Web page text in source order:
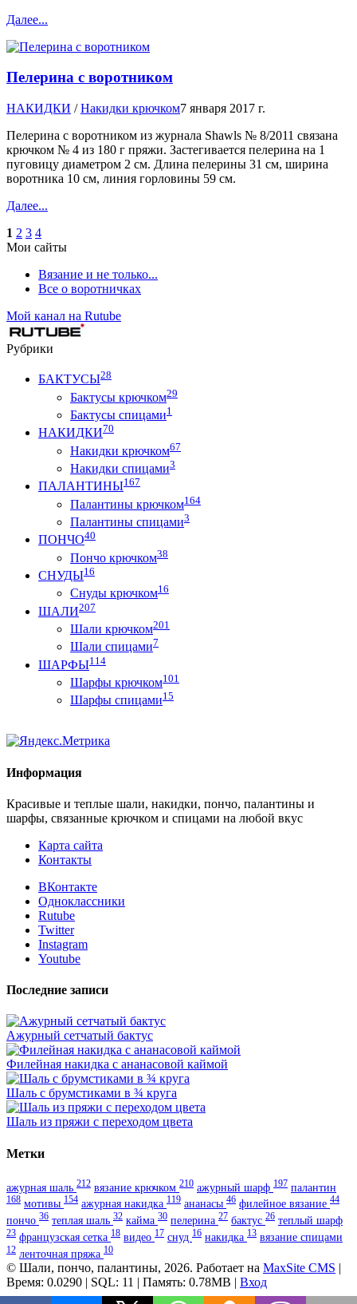
Далее...
Пелерина с воротником
НАКИДКИ /Накидки крючком7 января 2017 г.
Пелерина с воротником из журнала Shawls № 8/2011 связана
крючком № 4 из 180 г пряжи. Застегивается пелерина на 1
пуговицу диаметром 2 см. Длина пелерины 31 см, ширина
воротника 10 см, линия горловины 59 см.
Далее...
1 2 3 4
Мои сайты
Вязание и не только...
Все о воротничках
Мой канал на Rutube
Рубрики
БАКТУСЫ28
Бактусы крючком29
Бактусы спицами1
НАКИДКИ70
Накидки крючком67
Накидки спицами3
ПАЛАНТИНЫ167
Палантины крючком164
Палантины спицами3
ПОНЧО40
Пончо крючком38
СНУДЫ16
Снуды крючком16
ШАЛИ207
Шали крючком201
Шали спицами7
ШАРФЫ114
Шарфы крючком101
Шарфы спицами15
Информация
Красивые и теплые шали, накидки, пончо, палантины и
шарфы, связанные крючком и спицами на любой вкус
Карта сайта
Контакты
ВКонтакте
Одноклассники
Rutube
Twitter
Instagram
Youtube
Последние записи
Ажурный сетчатый бактус
Филейная накидка с ананасовой каймой
Шаль с брумстиками в ¾ круга
Шаль из пряжи с переходом цвета
Метки
ажурная шаль 212 вязание крючком 210 ажурный шарф 197 палантин
168 мотивы 154 ажурная накидка 119 ананасы 46 филейное вязание 44
пончо 36 теплая шаль 32 кайма 30 пелерина 27 бактус 26 теплый шарф
23 французская сетка 18 видео 17 снуд 16 накидка 13 вязание спицами
12 ленточная пряжа 10
© Шали, пончо, палантины, 2026. Работает на MaxSite CMS |
Время: 0.0290 | SQL: 11 | Память: 0.78MB | Вход